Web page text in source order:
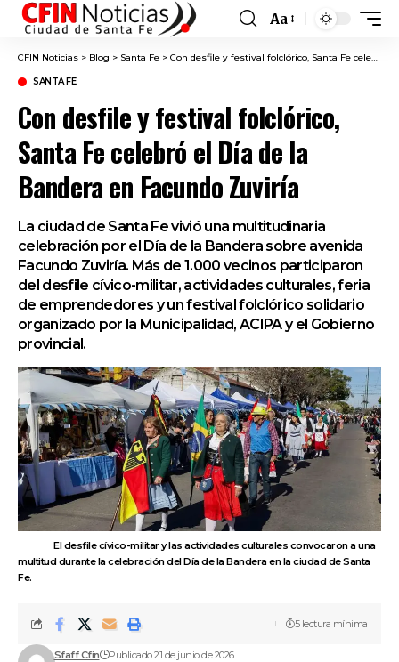
Font
Resizer
Aa
CFIN Noticias > Blog > Santa Fe > Con desfile y festival folclórico, Santa Fe celebró el Día de la Bandera en Facundo Zuviría
SANTA FE
Con desfile y festival folclórico,
Santa Fe celebró el Día de la
Bandera en Facundo Zuviría
La ciudad de Santa Fe vivió una multitudinaria
celebración por el Día de la Bandera sobre avenida
Facundo Zuviría. Más de 1.000 vecinos participaron
del desfile cívico-militar, actividades culturales, feria
de emprendedores y un festival folclórico solidario
organizado por la Municipalidad, ACIPA y el Gobierno
provincial.
El desfile cívico-militar y las actividades culturales convocaron a una
multitud durante la celebración del Día de la Bandera en la ciudad de Santa
Fe.
Sfaff Cfin Publicado 21 de junio de 2026
5 lectura mínima